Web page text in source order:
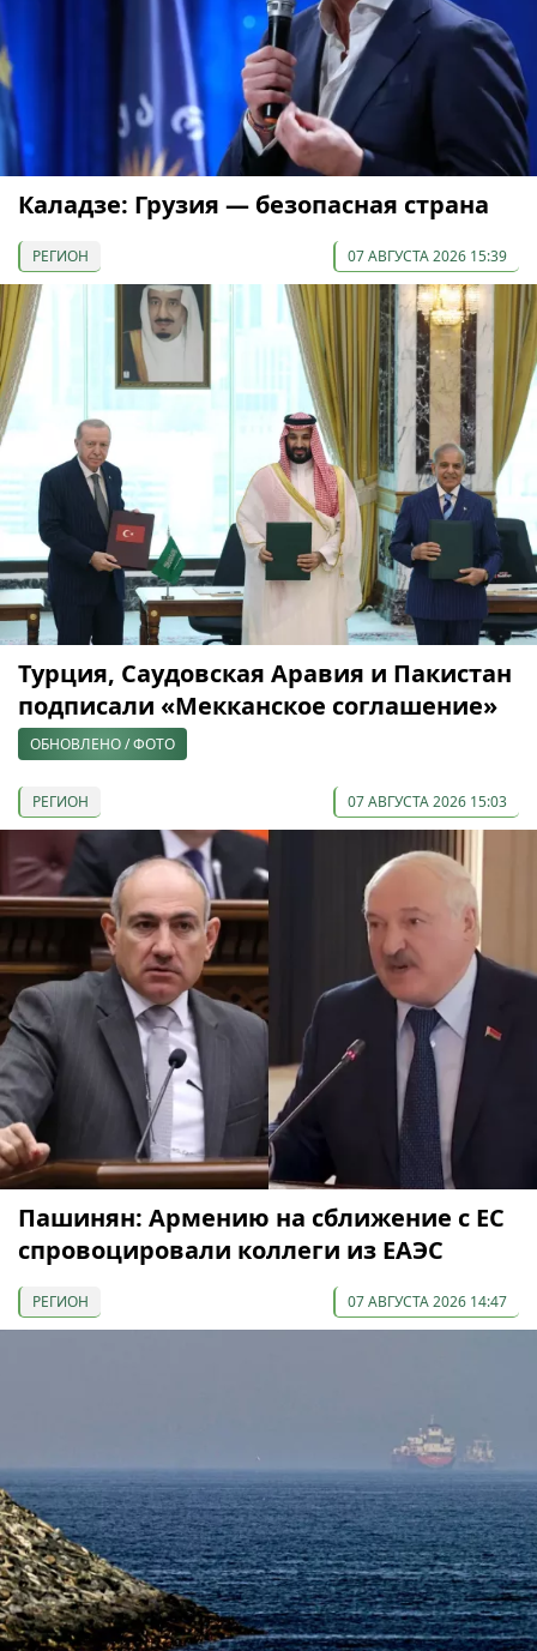
Каладзе: Грузия — безопасная страна
РЕГИОН 07 АВГУСТА 2026 15:39
Турция, Саудовская Аравия и Пакистан
подписали «Мекканское соглашение»
ОБНОВЛЕНО / ФОТО
РЕГИОН 07 АВГУСТА 2026 15:03
Пашинян: Армению на сближение с ЕС
спровоцировали коллеги из ЕАЭС
РЕГИОН 07 АВГУСТА 2026 14:47